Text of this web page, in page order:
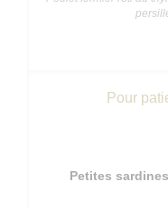
Pour
Petites